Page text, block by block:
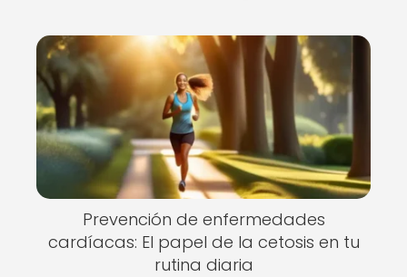
Prevención de enfermedades
cardíacas: El papel de la cetosis en tu
rutina diaria